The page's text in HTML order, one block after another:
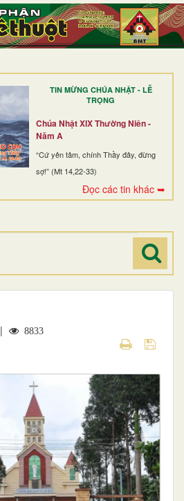
TIN MỪNG CHÚA NHẬT - LỄ
TRỌNG
Chúa Nhật XIX Thường Niên -
Năm A
“Cứ yên tâm, chính Thầy đây, đừng
sợ!” (Mt 14,22-33)
Đọc các tin khác ➥
| 8833